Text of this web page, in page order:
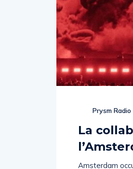
Prysm Radio
La
Amsterdam